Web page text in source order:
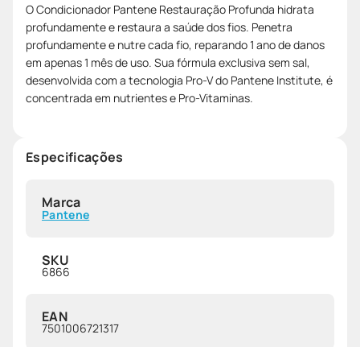
O Condicionador Pantene Restauração Profunda hidrata
profundamente e restaura a saúde dos fios. Penetra
profundamente e nutre cada fio, reparando 1 ano de danos
em apenas 1 mês de uso. Sua fórmula exclusiva sem sal,
desenvolvida com a tecnologia Pro-V do Pantene Institute, é
concentrada em nutrientes e Pro-Vitaminas.
Especificações
Marca
Pantene
SKU
6866
EAN
7501006721317